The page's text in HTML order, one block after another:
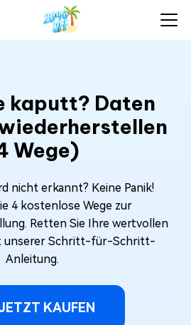
kaputt? Daten
Wege)
nicht erkannt? Keine Panik!
4 kostenlose Wege zur
Retten Sie Ihre wertvollen
unserer Schritt-für-Schritt-
Anleitung.
KAUFEN